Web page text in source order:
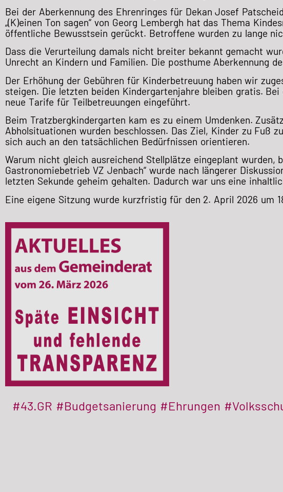
Bei der Aberkennung des Ehrenringes für Dekan Josef
„(K)einen Ton sagen“ von Georg Lembergh hat das Thema
öffentliche Bewusstsein gerückt. Betroffene wurden zu lange
Dass die Verurteilung damals nicht breiter bekannt gemacht
Unrecht an Kindern und Familien. Die posthume Aberkennung
Der Erhöhung der Gebühren für Kinderbetreuung haben wir
steigen. Die letzten beiden Kindergartenjahre bleiben gratis.
neue Tarife für Teilbetreuungen eingeführt.
Beim Tratzbergkindergarten kam es zu einem Umdenken.
Abholsituationen wurden beschlossen. Das Ziel, Kinder zu Fuß
sich auch an den tatsächlichen Bedürfnissen orientieren.
Warum nicht gleich ausreichend Stellplätze eingeplant wurden,
Gastronomiebetrieb VZ Jenbach“ wurde nach längerer
letzten Sekunde geheim gehalten. Dadurch war uns eine
Eine eigene Sitzung wurde kurzfristig für den 2. April 2026 um
#43.GR #Budgetsanierung #Ehrungen